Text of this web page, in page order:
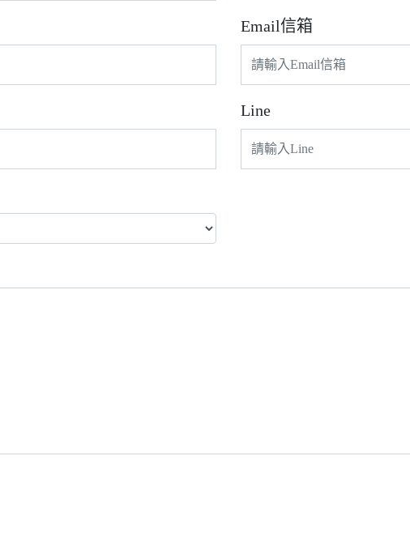
Email信箱
Line